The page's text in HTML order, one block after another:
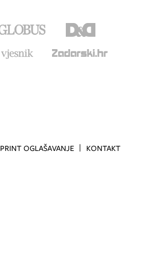
PRINT OGLAŠAVANJE KONTAKT